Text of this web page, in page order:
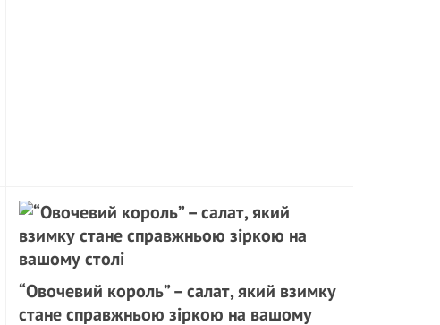
“Овочевий король” – салат, який взимку
стане справжньою зіркою на вашому